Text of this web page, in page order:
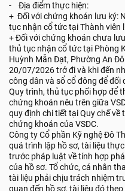
- Địa điểm thực hiện:
+ Đối với chứng khoán lưu ký:
tục nhận cổ tức tại Thành viên
+ Đối với chứng khoán chưa
thủ tục nhận cổ tức tại Phòng
Huỳnh Mẫn Đạt, Phường An
20/07/2026 trở đi và khi đến
công dân và sổ cổ đông để đối
Quy trình, thủ tục phối hợp để
chứng khoán nêu trên giữa
quy định chi tiết tại Quy chế
chứng khoán của VSDC.
Công ty Cổ phần Kỹ nghệ Đô
quá trình lập hồ sơ, tài liệu
trước pháp luật về tính hợp
của hồ sơ. Tổ chức, cá nhân
tài liệu phải chịu trách nhiệm
quan đến hồ sơ, tài liệu đó